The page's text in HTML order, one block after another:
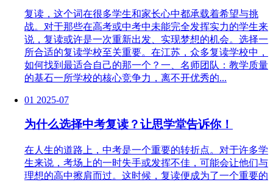
复读，这个词在很多学生和家长心中都承载着希望与挑
战。对于那些在高考或中考中未能完全发挥实力的学生来
说，复读或许是一次重新出发、实现梦想的机会。选择一
所合适的复读学校至关重要。在江苏，众多复读学校中，
如何找到最适合自己的那一个？一、名师团队：教学质量
的基石一所学校的核心竞争力，离不开优秀的...
01 2025-07
为什么选择中考复读？让思学堂告诉你！
在人生的道路上，中考是一个重要的转折点。对于许多学
生来说，考场上的一时失手或发挥不佳，可能会让他们与
理想的高中擦肩而过。这时候，复读便成为了一个重要的